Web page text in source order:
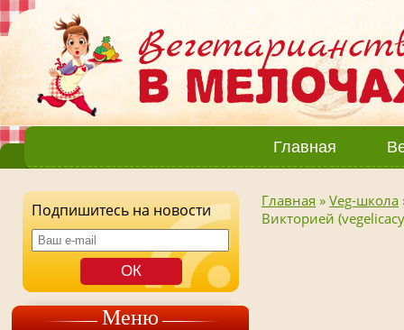
Главная
Подпишитесь на новости
Меню
Главная » Veg-школа
Викторией